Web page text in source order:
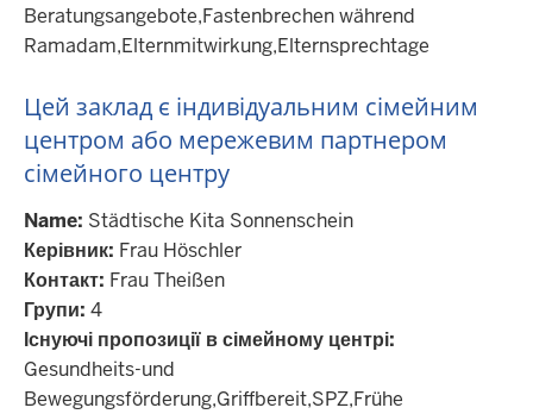
Beratungsangebote,Fastenbrechen während
Ramadam,Elternmitwirkung,Elternsprechtage
Цей заклад є індивідуальним сімейним
центром або мережевим партнером
сімейного центру
Name: Städtische Kita Sonnenschein
Керівник: Frau Höschler
Контакт: Frau Theißen
Групи: 4
Існуючі пропозиції в сімейному центрі:
Gesundheits-und
Bewegungsförderung,Griffbereit,SPZ,Frühe